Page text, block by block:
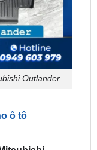
Outlander
ô tô